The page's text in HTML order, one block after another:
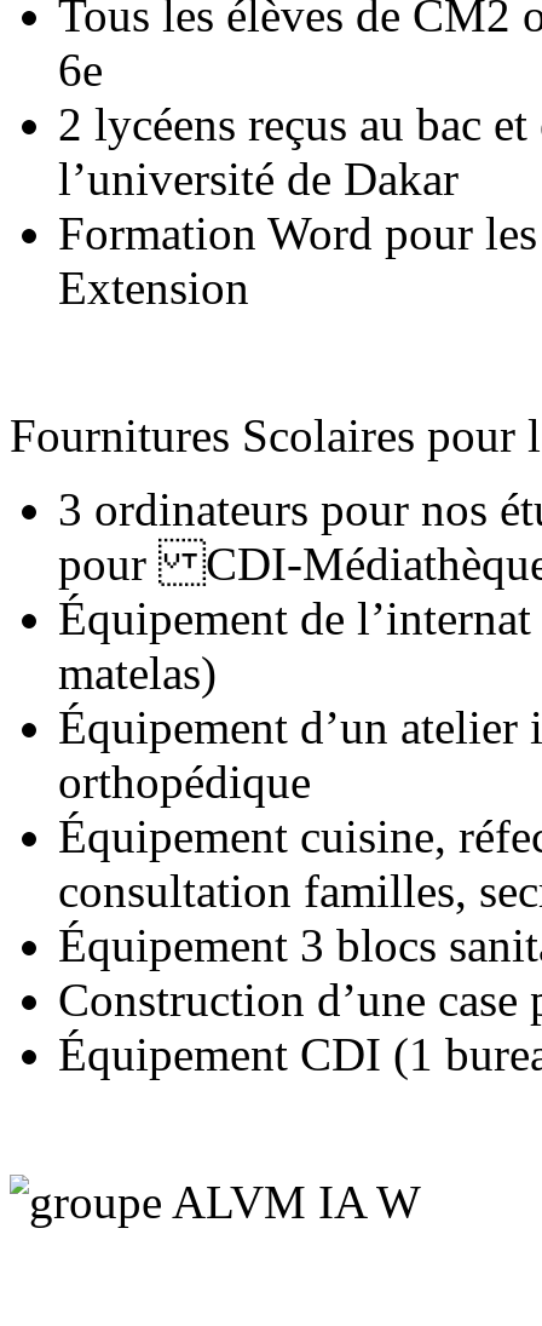
Tous les élèves de CM2
6e
2 lycéens reçus au bac
l’université de Dakar
Formation Word pour
Extension
Fournitures Scolaires pour
3 ordinateurs pour nos
pour CDI-
Équipement de
matelas)
Équipement d’un
orthopédique
Équipement cuisine,
consultation familles,
Équipement 3 blocs
Construction d’une
Équipement CDI (1